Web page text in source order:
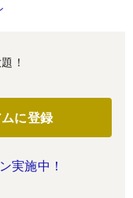
！
に登録
実施中！